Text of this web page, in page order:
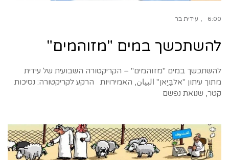
6:00 עידית בר
להשתכשך במים "מזוהמים"
להשתכשך במים "מזוהמים" – הקריקטורה השבועית של עידית
מתוך עיתון "אלבַּיַאן" البيان, האמירויות הרקע לקריקטורה: נסיכות
קטר, שנואת נפשם